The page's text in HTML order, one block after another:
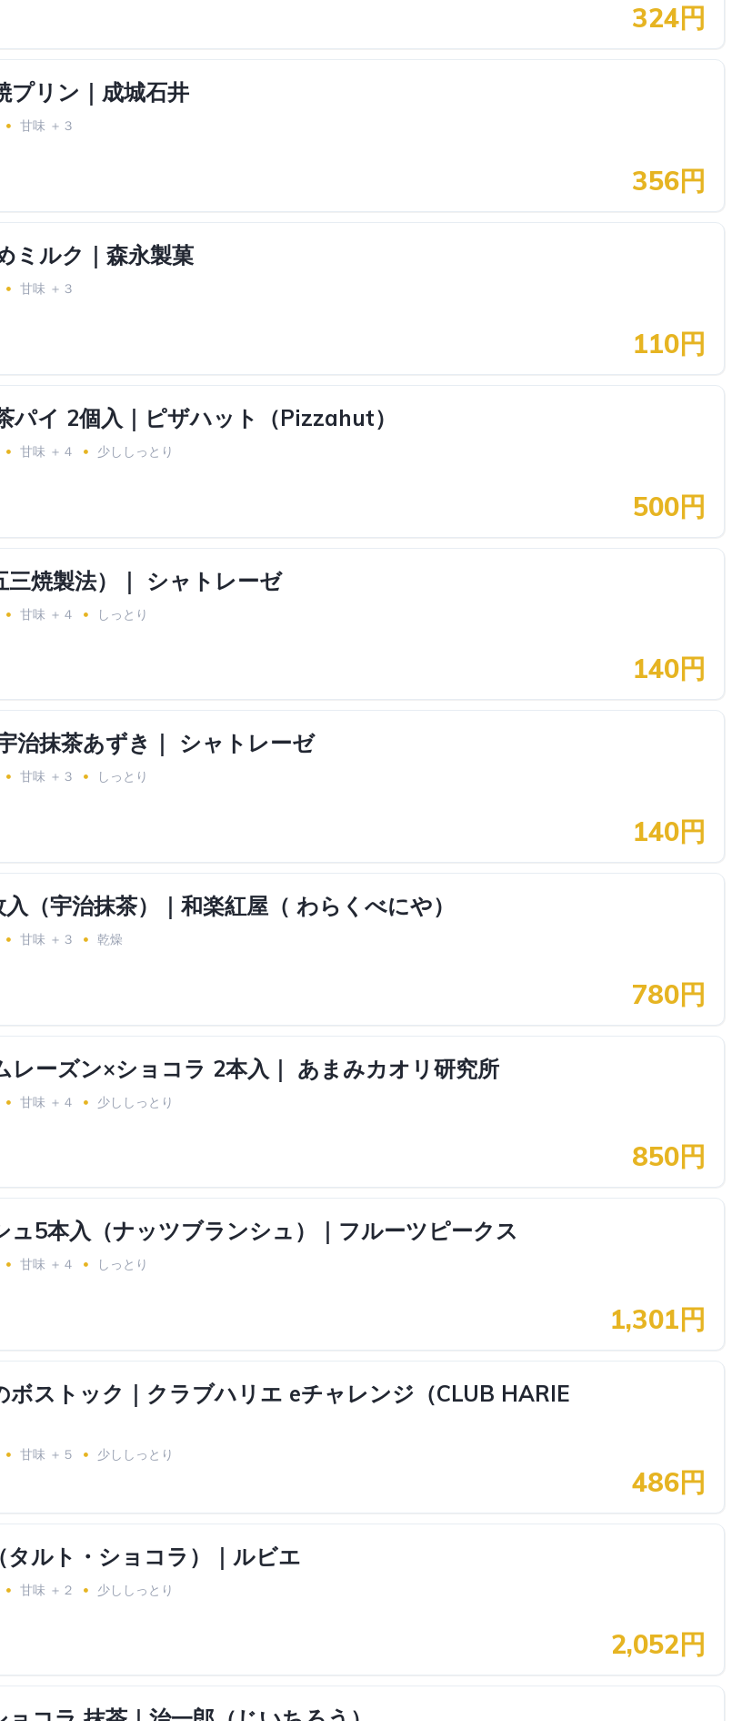
324円
プリン｜成城石井
甘味 ＋３
356円
ミルク｜森永製菓
甘味 ＋３
110円
パイ 2個入｜ピザハット（Pizzahut）
甘味 ＋４ 少ししっとり
500円
焼製法）｜ シャトレーゼ
甘味 ＋４ しっとり
140円
治抹茶あずき｜ シャトレーゼ
甘味 ＋３ しっとり
140円
（宇治抹茶）｜和楽紅屋（ わらくべにや）
甘味 ＋３ 乾燥
780円
レーズン×ショコラ 2本入｜ あまみカオリ研究所
甘味 ＋４ 少ししっとり
850円
ュ5本入（ナッツブランシュ）｜フルーツピークス
甘味 ＋４ しっとり
1,301円
ボストック｜クラブハリエ eチャレンジ（CLUB HARIE
甘味 ＋５ 少ししっとり
486円
ルト・ショコラ）｜ルビエ
甘味 ＋２ 少ししっとり
2,052円